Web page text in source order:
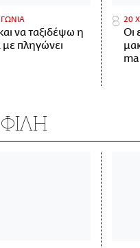
να ταξιδέψω η
πληγώνει
20
Οι